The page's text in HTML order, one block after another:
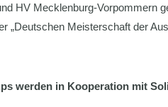
HV Mecklenburg-Vorpommern
„Deutschen Meisterschaft der
werden in Kooperation mit